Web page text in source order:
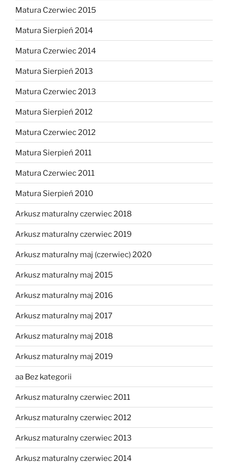
Matura Czerwiec 2015
Matura Sierpień 2014
Matura Czerwiec 2014
Matura Sierpień 2013
Matura Czerwiec 2013
Matura Sierpień 2012
Matura Czerwiec 2012
Matura Sierpień 2011
Matura Czerwiec 2011
Matura Sierpień 2010
Arkusz maturalny czerwiec 2018
Arkusz maturalny czerwiec 2019
Arkusz maturalny maj (czerwiec) 2020
Arkusz maturalny maj 2015
Arkusz maturalny maj 2016
Arkusz maturalny maj 2017
Arkusz maturalny maj 2018
Arkusz maturalny maj 2019
aa Bez kategorii
Arkusz maturalny czerwiec 2011
Arkusz maturalny czerwiec 2012
Arkusz maturalny czerwiec 2013
Arkusz maturalny czerwiec 2014